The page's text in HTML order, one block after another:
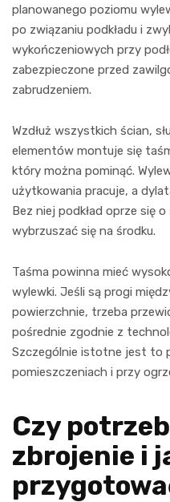
planowanego poziomu
po związaniu podkładu i
wykończeniowych przy
zabezpieczone przed
zabrudzeniem.
Wzdłuż wszystkich ścian,
elementów montuje się
który można pominąć.
użytkowania pracuje, a
Bez niej podkład oprze się
wybrzuszać się na środku.
Taśma powinna mieć
wylewki. Jeśli są progi
powierzchnie, trzeba
pośrednie zgodnie z
Szczególnie istotne jest to
pomieszczeniach i przy
Czy
zbrojenie i